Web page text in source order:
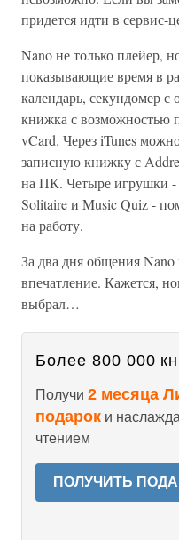
придется идти в сервис-
Nano не только плейер,
показывающие время в
календарь, секундомер с
книжка с возможностью
vCard. Через iTunes
записную книжку с
на ПК. Четыре игрушки -
Solitaire и Music Quiz -
на работу.
За два дня общения Nano
впечатление. Кажется,
выбрал…
Более 800 000
Получи 2 месяца
подарок и
чтением
ПОЛУЧИТЬ